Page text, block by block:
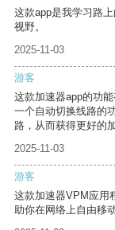
这款app是我学习路
视野。
2025-11-03
游客
这款加速器app的功
一个自动切换线路的
路，从而获得更好的
2025-11-03
游客
这款加速器VPM应用
助你在网络上自由移动